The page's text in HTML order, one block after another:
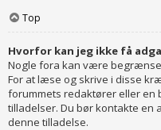
Top
Hvorfor kan jeg ikke få
Nogle fora kan være
For at læse og skrive i disse
forummets redaktører eller en
tilladelser. Du bør kontakte en
denne tilladelse.